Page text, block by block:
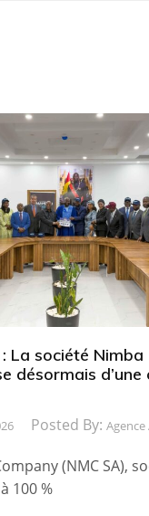
La société Nimba
désormais d’une
Posted By:
(NMC SA),
100 %